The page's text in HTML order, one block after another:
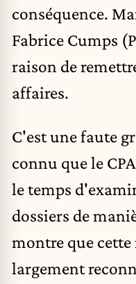
conséquence.
Fabrice Cumps
raison de
affaires.
C'est une faute
connu que le
le temps
dossiers de
montre que cette
largement